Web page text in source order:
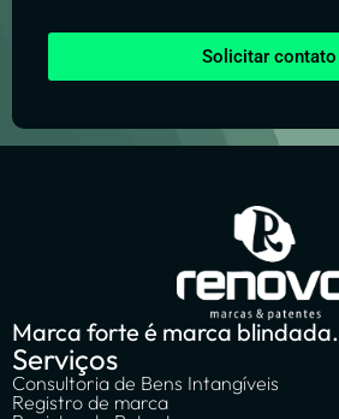
Solicitar contato
Marca forte é marca blindada.
Serviços
Consultoria de Bens Intangíveis
Registro de marca